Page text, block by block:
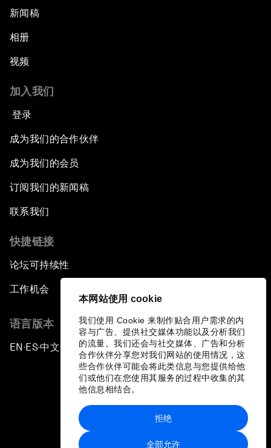
本网站使用 cookie
我们使用 Cookie 来制作贴合用户需求的内
容与广告、提供社交媒体功能以及分析我们
的流量。我们还会与社交媒体、广告和分析
合作伙伴分享您对我们网站的使用情况，这
些合作伙伴可能会将此类信息与您提供给他
们或他们在您使用其服务的过程中收集的其
他信息相结合。
全部允许
拒绝
新闻稿
相册
视频
加入我们
登录
成为我们的合作伙伴
成为我们的会员
订阅我们的新闻稿
联系我们
快捷链接
论坛可持续性
工作机会
语言版本
EN ▪ ES▪中文▪ 日本語